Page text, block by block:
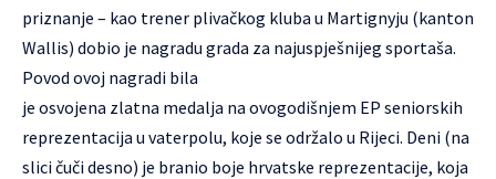
priznanje – kao trener plivačkog kluba u Martignyju (kanton
Wallis) dobio je nagradu grada za najuspješnijeg sportaša.
Povod ovoj nagradi bila
je osvojena zlatna medalja na ovogodišnjem EP seniorskih
reprezentacija u vaterpolu, koje se održalo u Rijeci. Deni (na
slici čuči desno) je branio boje hrvatske reprezentacije, koja